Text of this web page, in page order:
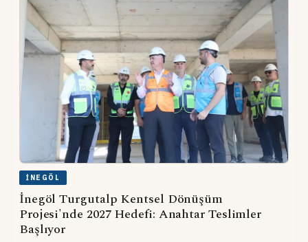
İNEGÖL
İnegöl Turgutalp Kentsel Dönüşüm
Projesi'nde 2027 Hedefi: Anahtar Teslimler
Başlıyor